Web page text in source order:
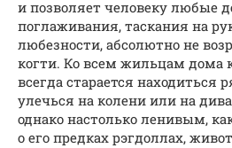
и позволяет человеку любые
поглаживания, таскания на
любезности, абсолютно не
когти. Ко всем жильцам дома
всегда старается находиться
улечься на колени или на
однако настолько ленивым,
о его предках рэгдоллах,